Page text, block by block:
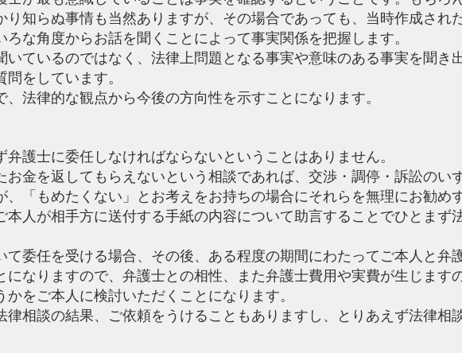
り知らぬ事情も当然ありますが、その場合であっても、当時作成され
ろな角度からお話を聞くことによって事実関係を把握します。
ているのではなく、法律上問題となる事実や意味のある事実を聞き
をしています。
法律的な観点から今後の方向性を示すことになります。
護士に委任しなければならないということはありません。
金を返してもらえないという相談であれば、交渉・調停・訴訟のい
、「もめたくない」とお考えをお持ちの場合にそれらを無理にお勧め
本人が相手方に送付する手紙の内容について助言することでひとまず
委任を受ける場合、その後、ある程度の期間にわたってご本人と弁
になりますので、弁護士との相性、また弁護士費用や実費が生じます
をご本人に検討いただくことになります。
相談の結果、ご依頼をうけることもありますし、とりあえず法律相